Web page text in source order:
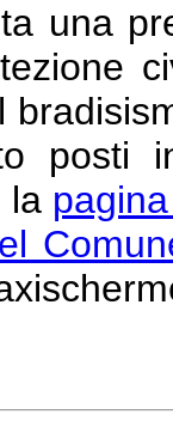
una
posti
la